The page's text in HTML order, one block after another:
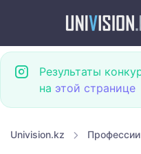
Результаты
на этой странице
Univision.kz Профессии